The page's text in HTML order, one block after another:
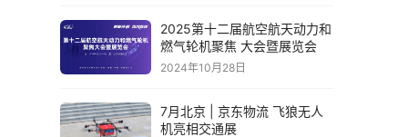
2025第十二届航空航天动力和
燃气轮机聚焦 大会暨展览会
2024年10月28日
7月北京 | 京东物流 飞狼无人
机亮相交通展